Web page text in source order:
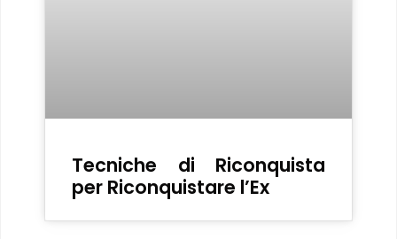
Tecniche di Riconquista
per Riconquistare l’Ex